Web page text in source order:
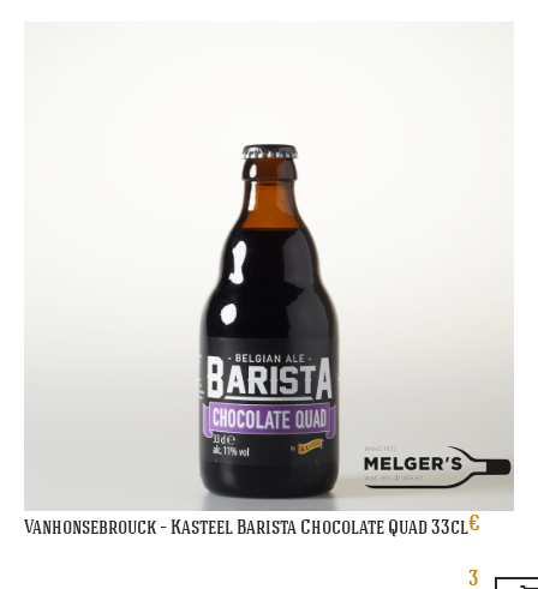
Vanhonsebrouck – Kasteel Barista Chocolate Quad 33cl€
3